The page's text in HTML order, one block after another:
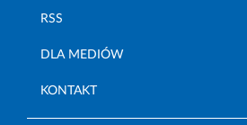
RSS
DLA MEDIÓW
KONTAKT